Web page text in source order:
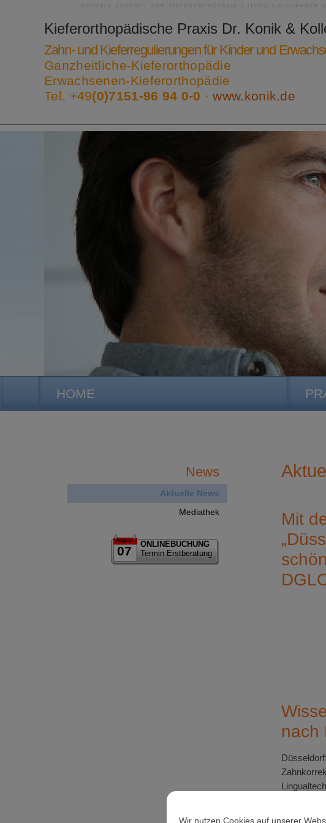
Wir nutzen Cookies auf unserer
DIGITALE ZUKUNFT DER KIEFERORTHOPÄDIE | ITERO-3-D-
Kieferorthopädische Praxis Dr. Konik &
Zahn- und Kieferregulierungen für Kinder und
Ganzheitliche-Kieferorthopädie
Erwachsenen-Kieferorthopädie
Tel. +49(0)7151-96 94 0-0 ·www.konik.de
HOME
News
Aktuelle News
Mediathek
August
07
ONLINEBUCHUNG
Termin Erstberatung
Mit
nach
Konik,